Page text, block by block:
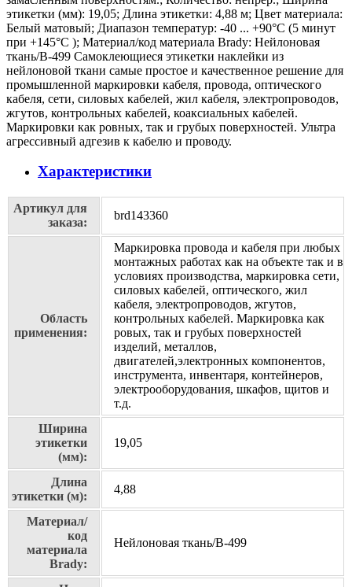
этикетки (мм): 19,05; Длина этикетки: 4,88 м; Цвет материала:
Белый матовый; Диапазон температур: -40 ... +90°С (5 минут
при +145°С ); Материал/код материала Brady: Нейлоновая
ткань/В-499 Самоклеющиеся этикетки наклейки из
нейлоновой ткани самые простое и качественное решение для
промышленной маркировки кабеля, провода, оптического
кабеля, сети, силовых кабелей, жил кабеля, электропроводов,
жгутов, контрольных кабелей, коаксиальных кабелей.
Маркировки как ровных, так и грубых поверхностей. Ультра
агрессивный адгезив к кабелю и проводу.
Характеристики
Артикул для
заказа:
brd143360
Область
применения:
Маркировка провода и кабеля при любых
монтажных работах как на объекте так и в
условиях производства, маркировка сети,
силовых кабелей, оптического, жил
кабеля, электропроводов, жгутов,
контрольных кабелей. Маркировка как
ровых, так и грубых поверхностей
изделий, металлов,
двигателей,электронных компонентов,
инструмента, инвентаря, контейнеров,
электрооборудования, шкафов, щитов и
т.д.
Ширина
этикетки
(мм):
19,05
Длина
этикетки (м):
4,88
Материал/
код
материала
Brady:
Нейлоновая ткань/В-499